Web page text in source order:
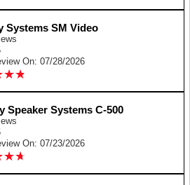
Systems SM Video
On: 07/28/2026
★★
★★
Speaker Systems C-500
On: 07/23/2026
★★
★★